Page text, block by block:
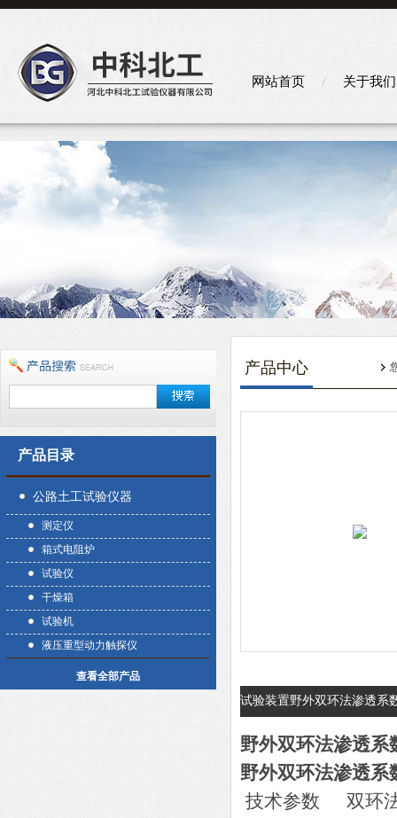
网站首页 关于我们
产品目录
公路土工试验仪器
测定仪
箱式电阻炉
试验仪
干燥箱
试验机
液压重型动力触探仪
查看全部产品
产品中心
试验装置野外双环法渗透系
野外双环法渗透系
野外双环法渗透系
技术参数 双环法